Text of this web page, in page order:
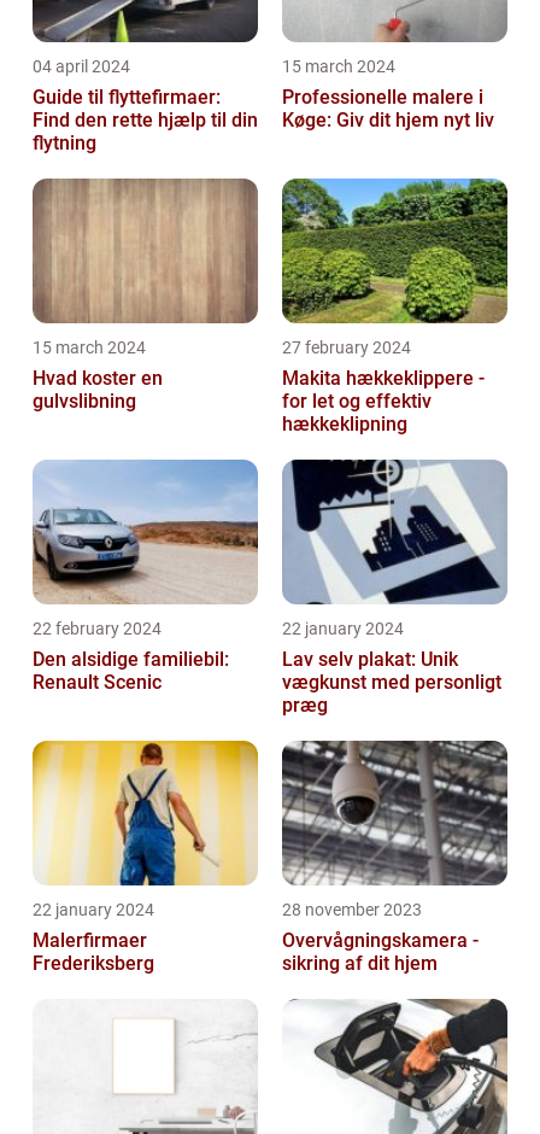
04 april 2024
Guide til flyttefirmaer:
Find den rette hjælp til din
flytning
15 march 2024
Professionelle malere i
Køge: Giv dit hjem nyt liv
15 march 2024
Hvad koster en
gulvslibning
27 february 2024
Makita hækkeklippere -
for let og effektiv
hækkeklipning
22 february 2024
Den alsidige familiebil:
Renault Scenic
22 january 2024
Lav selv plakat: Unik
vægkunst med personligt
præg
22 january 2024
Malerfirmaer
Frederiksberg
28 november 2023
Overvågningskamera -
sikring af dit hjem